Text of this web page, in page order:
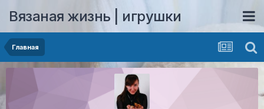
Вязаная жизнь | игрушки
Главная